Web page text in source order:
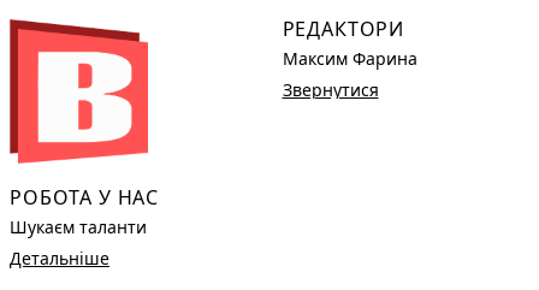
РОБОТА У НАС
Шукаєм таланти
Детальніше
РЕДАКТОРИ
Максим Фарина
Звернутися